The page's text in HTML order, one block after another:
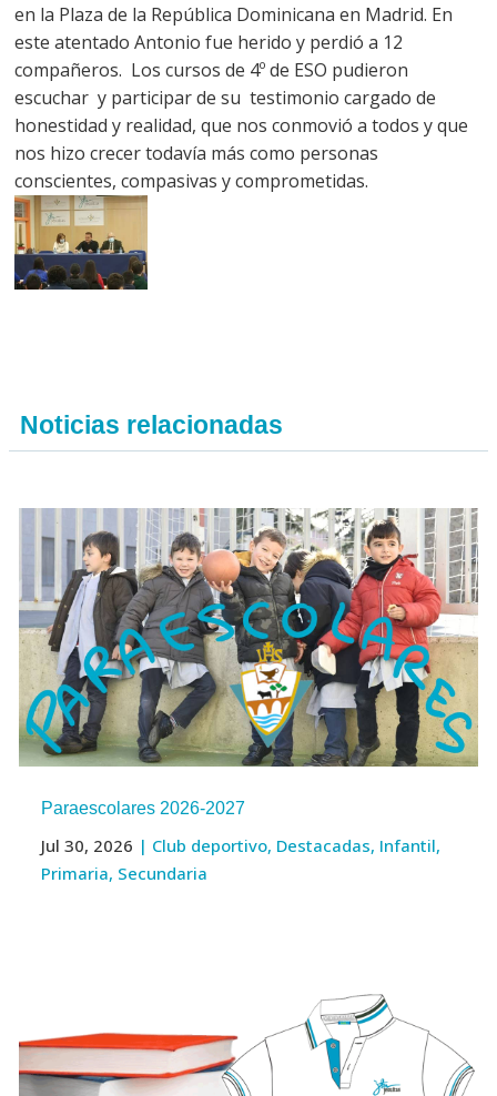
en la Plaza de la República Dominicana en Madrid. En
este atentado Antonio fue herido y perdió a 12
compañeros. Los cursos de 4º de ESO pudieron
escuchar y participar de su testimonio cargado de
honestidad y realidad, que nos conmovió a todos y que
nos hizo crecer todavía más como personas
conscientes, compasivas y comprometidas.
Noticias relacionadas
Paraescolares 2026-2027
Jul 30, 2026 | Club deportivo, Destacadas, Infantil,
Primaria, Secundaria